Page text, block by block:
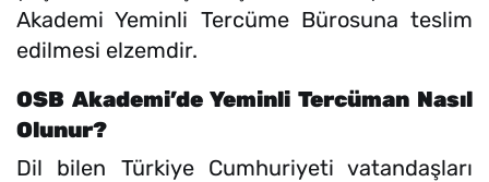
Akademi Yeminli Tercüme Bürosuna teslim
edilmesi elzemdir.
OSB Akademi’de Yeminli Tercüman Nasıl
Olunur?
Dil bilen Türkiye Cumhuriyeti vatandaşları